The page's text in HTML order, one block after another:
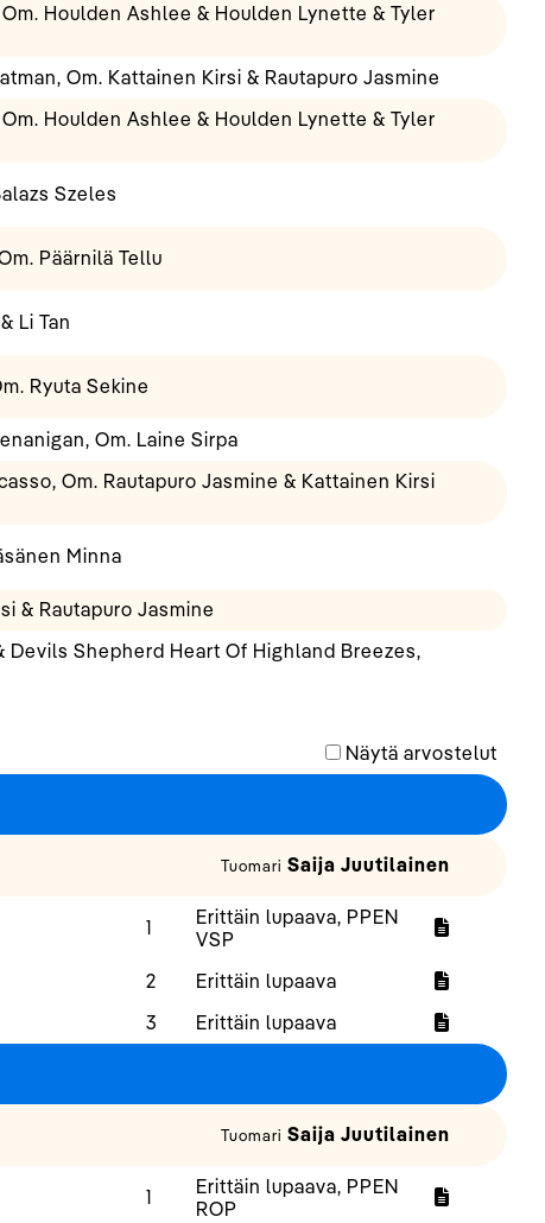
Houlden Ashlee & Houlden Lynette & Tyler
Om. Kattainen Kirsi & Rautapuro Jasmine
Houlden Ashlee & Houlden Lynette & Tyler
Szeles
Päärnilä Tellu
Li Tan
Ryuta Sekine
Om. Laine Sirpa
Om. Rautapuro Jasmine & Kattainen Kirsi
Minna
& Rautapuro Jasmine
Shepherd Heart Of Highland Breezes,
Näytä arvostelut
Tuomari Saija Juutilainen
1
Erittäin lupaava, PPEN
VSP
2
Erittäin lupaava
3 Erittäin lupaava
Tuomari Saija Juutilainen
1
Erittäin lupaava, PPEN
ROP